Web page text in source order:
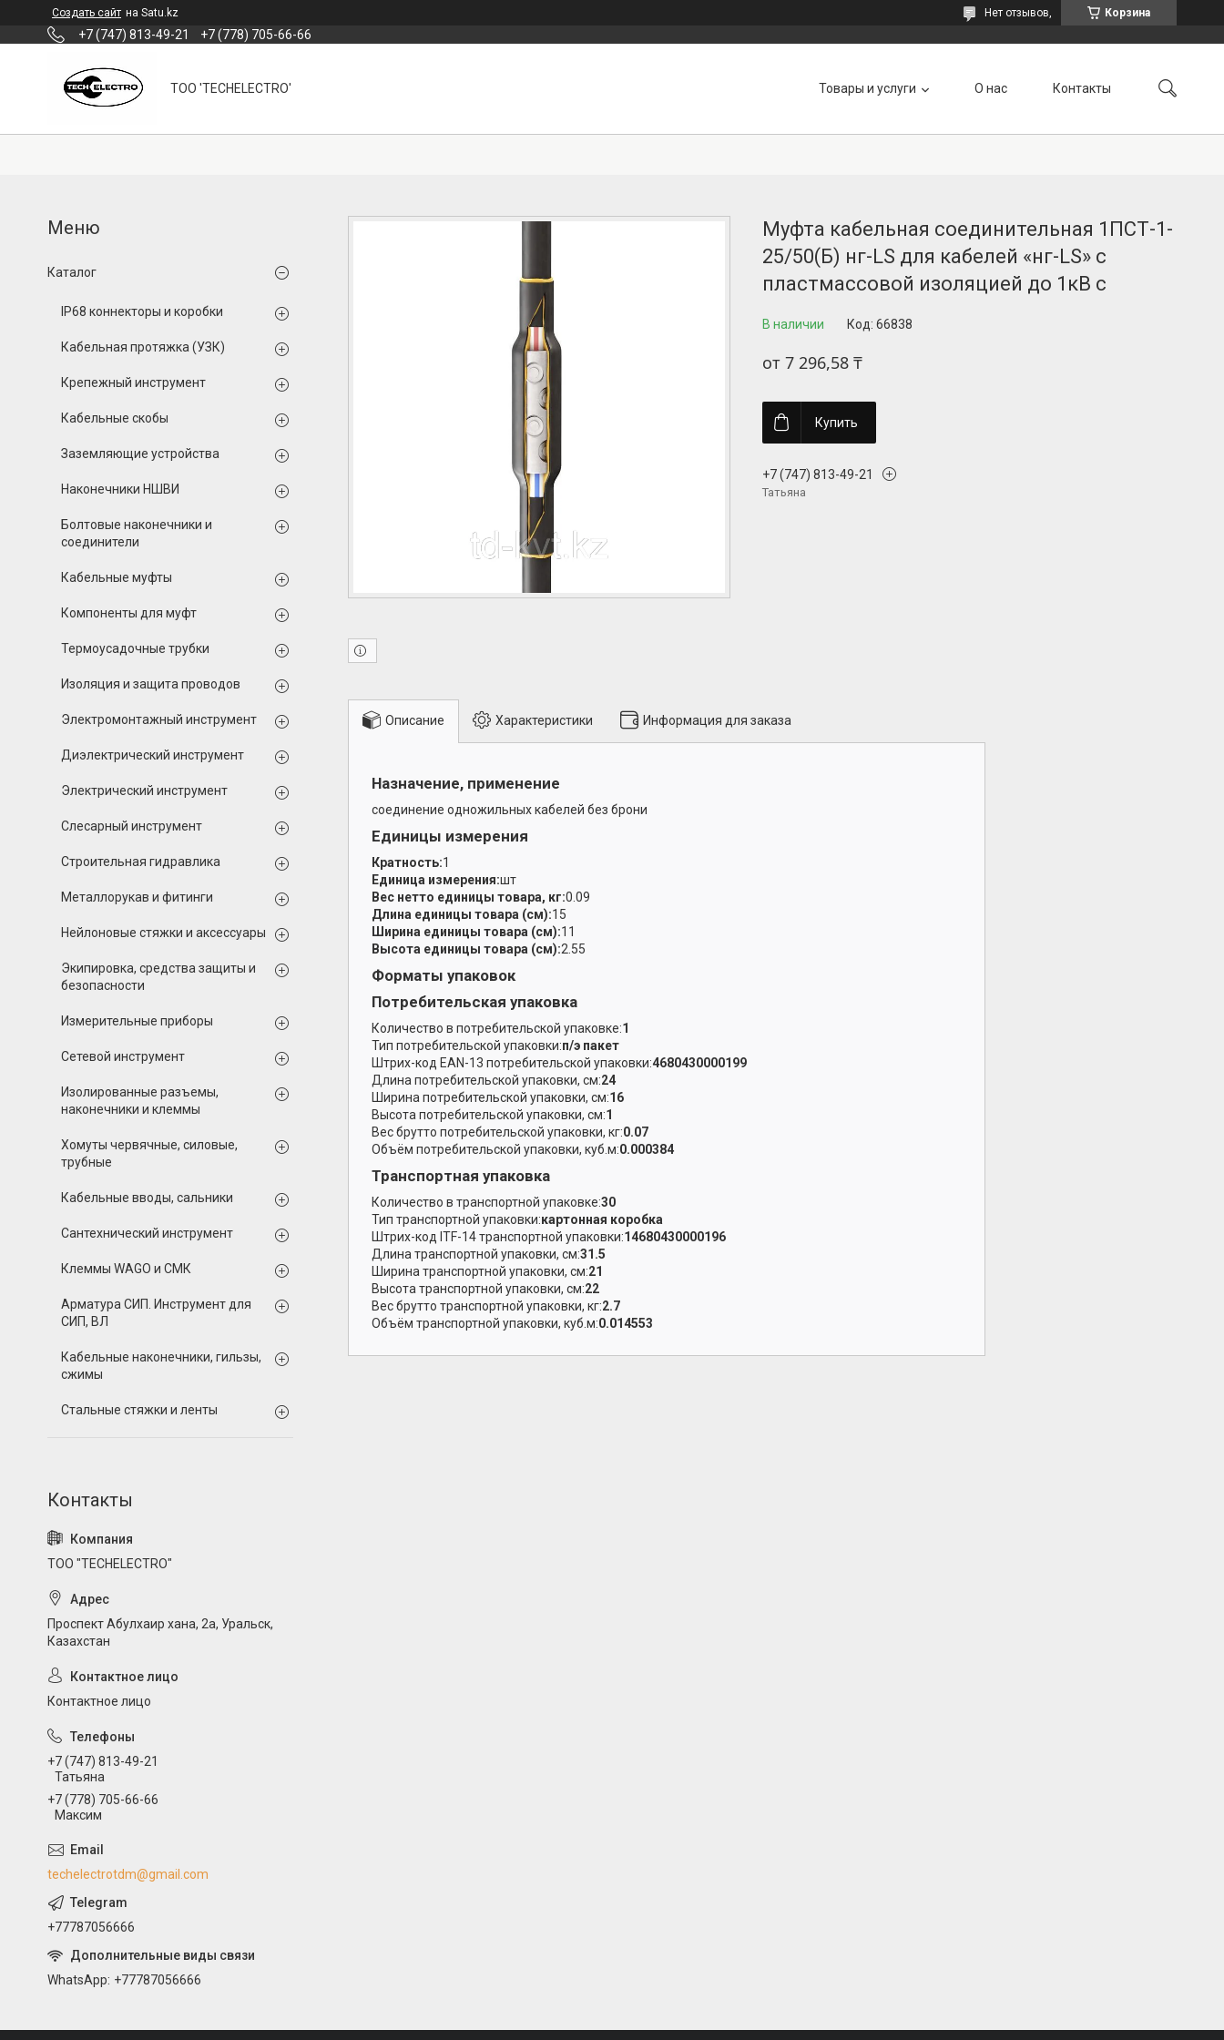
Создать сайт на Satu.kz Корзина
Нет отзывов,
+7 (747) 813-49-21 +7 (778) 705-66-66
ТОО 'TECHELECTRO' Товары и услуги О нас Контакты
Муфта кабельная соединительная 1ПСТ-1-
25/50(Б) нг-LS для кабелей «нг-LS» с
пластмассовой изоляцией до 1кВ с
В наличии Код: 66838
от 7 296,58 ₸
Купить
+7 (747) 813-49-21
Татьяна
Описание Характеристики Информация для заказа
Назначение, применение
соединение одножильных кабелей без брони
Единицы измерения
Кратность:1
Единица измерения:шт
Вес нетто единицы товара, кг:0.09
Длина единицы товара (см):15
Ширина единицы товара (см):11
Высота единицы товара (см):2.55
Форматы упаковок
Потребительская упаковка
Количество в потребительской упаковке:1
Тип потребительской упаковки:п/э пакет
Штрих-код EAN-13 потребительской упаковки:4680430000199
Длина потребительской упаковки, см:24
Ширина потребительской упаковки, см:16
Высота потребительской упаковки, см:1
Вес брутто потребительской упаковки, кг:0.07
Объём потребительской упаковки, куб.м:0.000384
Транспортная упаковка
Количество в транспортной упаковке:30
Тип транспортной упаковки:картонная коробка
Штрих-код ITF-14 транспортной упаковки:14680430000196
Длина транспортной упаковки, см:31.5
Ширина транспортной упаковки, см:21
Высота транспортной упаковки, см:22
Вес брутто транспортной упаковки, кг:2.7
Объём транспортной упаковки, куб.м:0.014553
Каталог
IP68 коннекторы и коробки
Кабельная протяжка (УЗК)
Крепежный инструмент
Кабельные скобы
Заземляющие устройства
Наконечники НШВИ
Болтовые наконечники и
соединители
Кабельные муфты
Компоненты для муфт
Термоусадочные трубки
Изоляция и защита проводов
Электромонтажный инструмент
Диэлектрический инструмент
Электрический инструмент
Слесарный инструмент
Строительная гидравлика
Металлорукав и фитинги
Нейлоновые стяжки и аксессуары
Экипировка, средства защиты и
безопасности
Измерительные приборы
Сетевой инструмент
Изолированные разъемы,
наконечники и клеммы
Хомуты червячные, силовые,
трубные
Кабельные вводы, сальники
Сантехнический инструмент
Клеммы WAGO и СМК
Арматура СИП. Инструмент для
СИП, ВЛ
Кабельные наконечники, гильзы,
сжимы
Стальные стяжки и ленты
ТОО "TECHELECTRO"
Проспект Абулхаир хана, 2а, Уральск,
Казахстан
Контактное лицо
+7 (747) 813-49-21
Татьяна
+7 (778) 705-66-66
Максим
techelectrotdm@gmail.com
+77787056666
WhatsApp +77787056666